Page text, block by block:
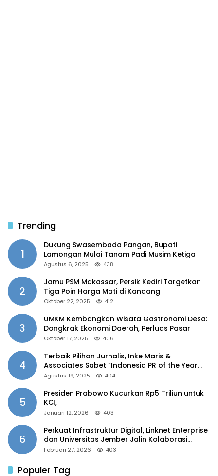
Trending
1
Dukung Swasembada Pangan, Bupati
Lamongan Mulai Tanam Padi Musim Ketiga
Agustus 6, 2025 438
2
Jamu PSM Makassar, Persik Kediri Targetkan
Tiga Poin Harga Mati di Kandang
Oktober 22, 2025 412
3
UMKM Kembangkan Wisata Gastronomi Desa:
Dongkrak Ekonomi Daerah, Perluas Pasar
Oktober 17, 2025 406
4
Terbaik Pilihan Jurnalis, Inke Maris &
Associates Sabet “Indonesia PR of the Year
2025”
Agustus 19, 2025 404
5
Presiden Prabowo Kucurkan Rp5 Triliun untuk
KCI,
Januari 12, 2026 403
6
Perkuat Infrastruktur Digital, Linknet Enterprise
dan Universitas Jember Jalin Kolaborasi
Smart Campus Berbasis AI
Februari 27, 2026 403
Populer Tag